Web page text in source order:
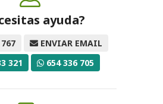
ayuda?
ENVIAR EMAIL
321
654 336 705